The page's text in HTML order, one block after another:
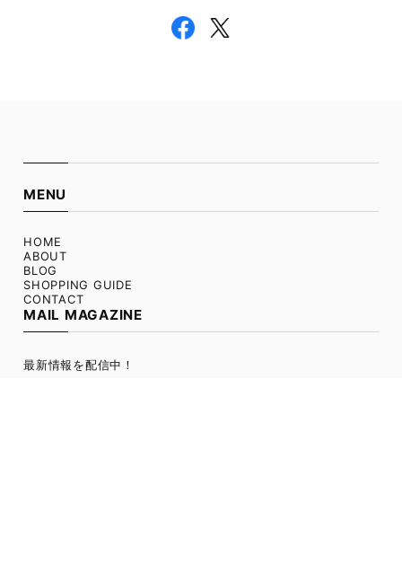
MENU
HOME
ABOUT
BLOG
SHOPPING GUIDE
CONTACT
MAIL MAGAZINE
最新情報を配信中！